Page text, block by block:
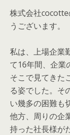
株式会社cocotte
うございます。
私は、上場企業
て16年間、企業
そこで見てきた
る姿でした。そ
い幾多の困難も
他方、周りの企
持った社長様が